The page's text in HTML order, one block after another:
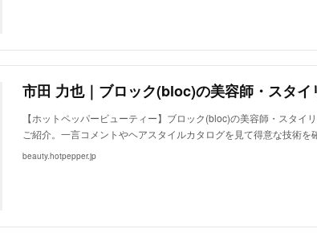
【ホットペッパービューティー】ブロック(bloc)の美容師・スタイ
ご紹介。一言コメントやヘアスタイルカタログを見て得意な技術
beauty.hotpepper.jp